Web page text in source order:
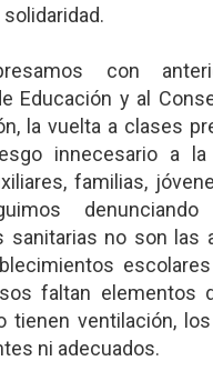
con
Educación y al
la vuelta a clases
innecesario a la
familias,
sanitarias no son las
faltan elementos
tienen ventilación,
ni adecuados.